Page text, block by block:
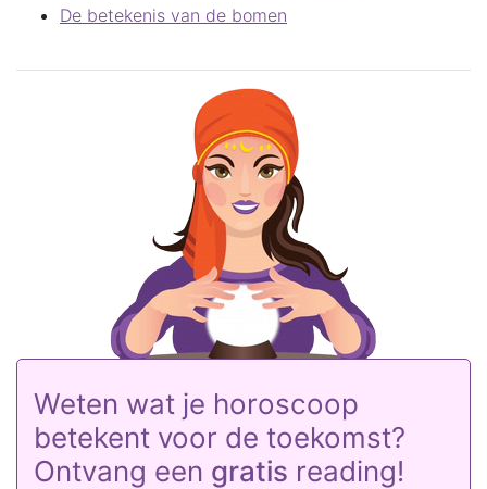
De betekenis van de bomen
Weten wat je horoscoop
betekent voor de toekomst?
Ontvang een gratis reading!